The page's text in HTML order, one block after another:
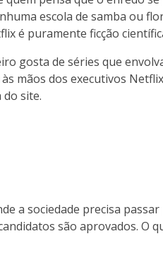
escola de samba ou
é puramente ficção
gosta de séries que
mãos dos executivos
site.
a sociedade precisa
são aprovados. O